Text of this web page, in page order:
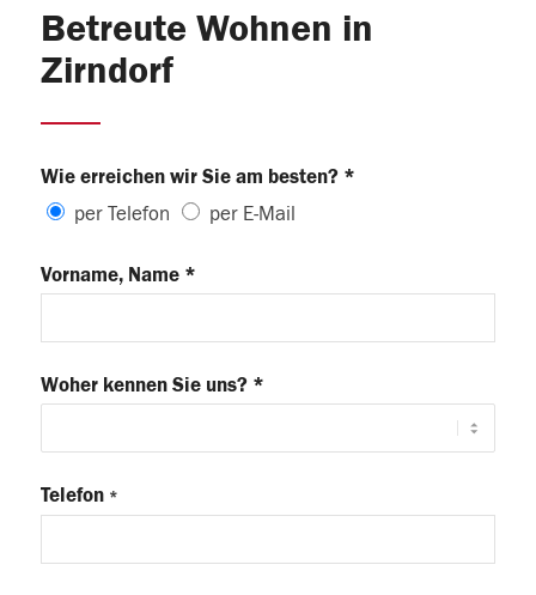
Betreute Wohnen in
Zirndorf
Wie erreichen wir Sie am besten? *
per Telefon per E-Mail
Vorname, Name *
Woher kennen Sie uns? *
Telefon *